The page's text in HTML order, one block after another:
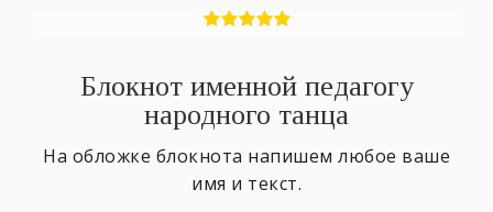
Блокнот именной педагогу
народного танца
На обложке блокнота напишем любое ваше
имя и текст.